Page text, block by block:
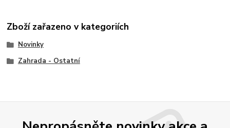
Zboží zařazeno v kategoriích
Novinky
Zahrada - Ostatní